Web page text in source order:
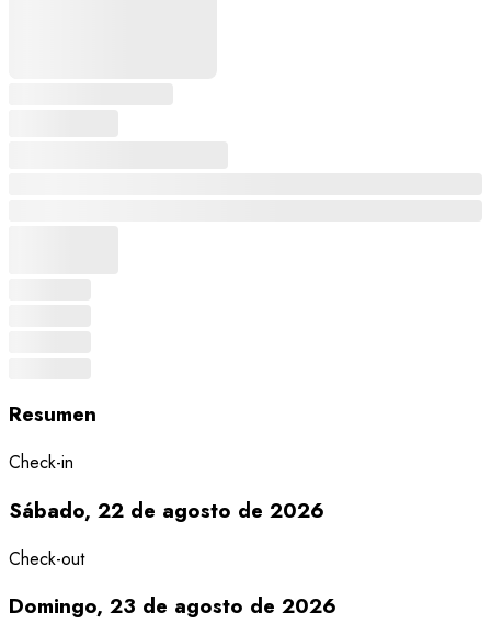
Resumen
Check-in
Sábado, 22 de agosto de 2026
Check-out
Domingo, 23 de agosto de 2026